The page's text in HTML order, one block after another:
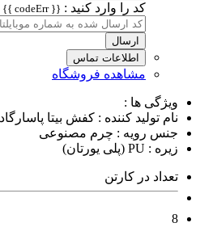
کد را وارد کنید : {{ codeErr }}
ارسال
اطلاعات تماس
مشاهده فروشگاه
ویژگی ها :
نام تولید کننده : کفش بیتا پاسارگاد
جنس رویه : چرم مصنوعی
زیره : PU (پلی یورتان)
تعداد در کارتن
8